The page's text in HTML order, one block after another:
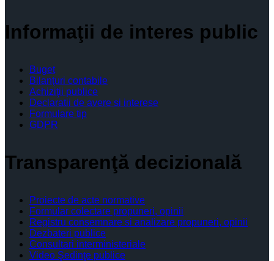
Informaţii de interes public
Buget
Bilanţuri contabile
Achiziţii publice
Declaratii de avere si interese
Formulare tip
GDPR
Transparenţă decizională
Proiecte de acte normative
Formular colectare propuneri, opinii
Registru consemnare si analizare propuneri, opinii
Dezbateri publice
Consultari interministeriale
Video Şedinţe publice